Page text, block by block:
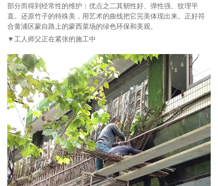
部分而得到经常性的维护；优点之二其韧性好、弹性强、纹理平
直。还原竹子的特殊美，用艺术的曲线把它完美体现出来。正好符
合黄浦区蒙自路上的蒙西菜场的绿色环保和美观。
▼工人师父正在紧张的施工中